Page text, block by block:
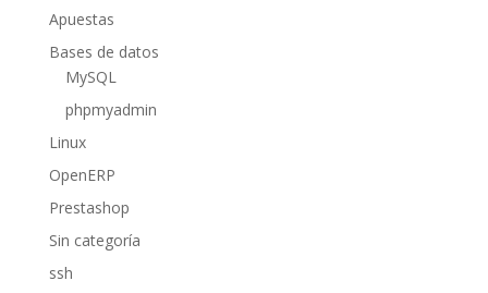
Apuestas
Bases de datos
MySQL
phpmyadmin
Linux
OpenERP
Prestashop
Sin categoría
ssh